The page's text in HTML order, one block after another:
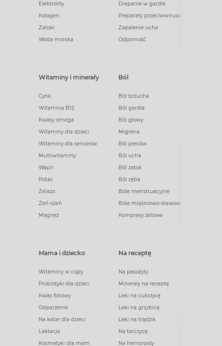
Elektrolity
Kolagen
Zatoki
Woda morska
Drapanie w gardle
Preparaty przeciwwirusowe
Zapalenie ucha
Odporność
Witaminy i minerały
Cynk
Witamina B12
Kwasy omega
Witaminy dla dzieci
Witaminy dla seniorów
Multiwitaminy
Wapń
Potas
Żelazo
Żeń-szeń
Magnez
Ból
Ból brzucha
Ból gardła
Ból głowy
Migrena
Ból pleców
Ból ucha
Ból zatok
Ból zęba
Bóle menstruacyjne
Bóle mięśniowo-stawowe
Kompresy żelowe
Mama i dziecko
Witaminy w ciąży
Probiotyki dla dzieci
Kwas foliowy
Odparzenia
Na katar dla dzieci
Laktacja
Kosmetyki dla mam
Na receptę
Na pasożyty
Minerały na receptę
Leki na cukrzycę
Leki na grzybicę
Leki na trądzik
Na tarczycę
Na hemoroidy